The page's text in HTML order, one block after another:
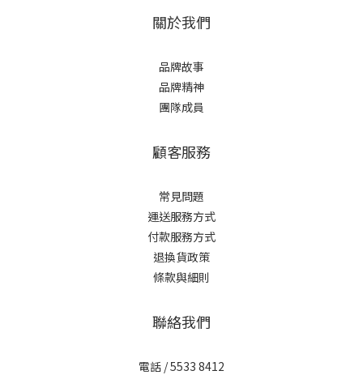
關於我們
品牌故事
品牌精神
團隊成員
顧客服務
常見問題
運送服務方式
付款服務方式
退換貨政策
條款與細則
聯絡我們
電話 / 5533 8412